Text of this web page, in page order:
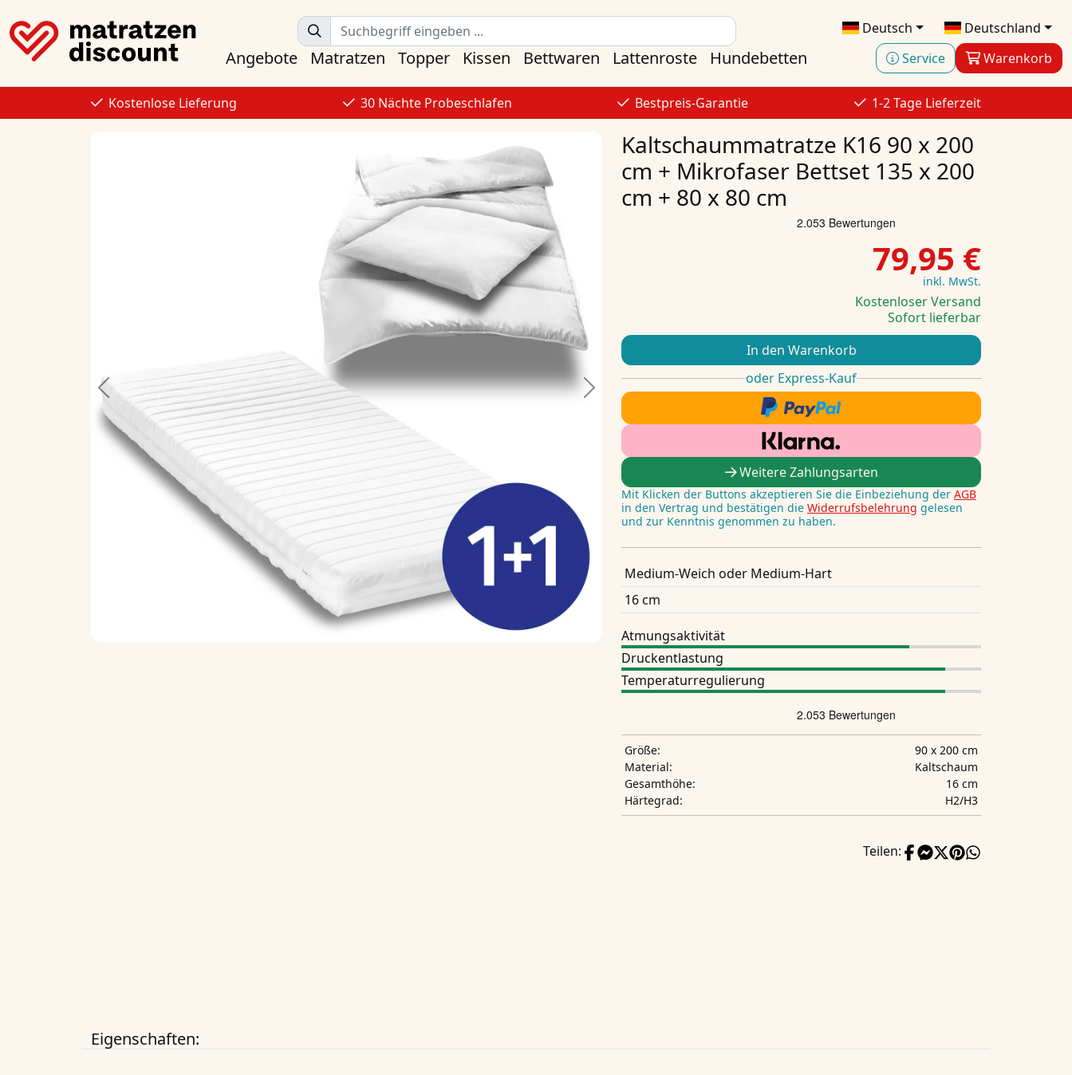
Deutsch
Deutschland
Service
Warenkorb
Angebote Matratzen Topper Kissen Bettwaren Lattenroste Hundebetten
Kostenlose Lieferung 30 Nächte Probeschlafen Bestpreis-Garantie 1-2 Tage Lieferzeit
Previous Next
Kaltschaummatratze K16 90 x 200
cm + Mikrofaser Bettset 135 x 200
cm + 80 x 80 cm
79,95 €
inkl. MwSt.
Kostenloser Versand
Sofort lieferbar
In den Warenkorb
oder Express-Kauf
Weitere Zahlungsarten
Mit Klicken der Buttons akzeptieren Sie die Einbeziehung der AGB
in den Vertrag und bestätigen die Widerrufsbelehrung gelesen
und zur Kenntnis genommen zu haben.
Medium-Weich oder Medium-Hart
16 cm
Atmungsaktivität
Druckentlastung
Temperaturregulierung
Größe:
90 x 200 cm
Material:
Kaltschaum
Gesamthöhe:
16 cm
Härtegrad:
H2/H3
Teilen:
Eigenschaften: